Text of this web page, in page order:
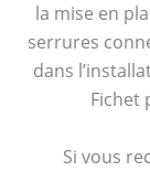
la mise en
serrures
dans
Fichet
Si vous